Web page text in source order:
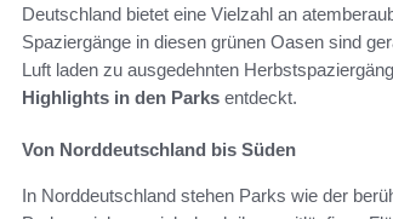
Deutschland bietet eine Vielzahl an
Spaziergänge in diesen grünen Oasen sind
Luft laden zu ausgedehnten
Highlights in den Parks entdeckt.
Von Norddeutschland bis Süden
In Norddeutschland stehen Parks wie der